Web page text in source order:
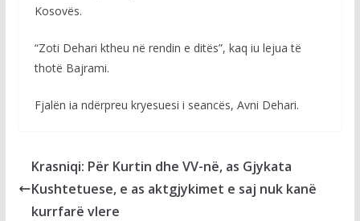
Kosovës.
“Zoti Dehari ktheu në rendin e ditës”, kaq iu lejua të
thotë Bajrami.
Fjalën ia ndërpreu kryesuesi i seancës, Avni Dehari.
Krasniqi: Për Kurtin dhe VV-në, as Gjykata
Kushtetuese, e as aktgjykimet e saj nuk kanë
kurrfarë vlere